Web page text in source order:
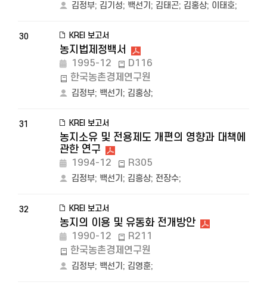
김정부; 김기성; 백선기 ; 김태곤; 김홍상; 이태호;
30 KREI 보고서
농지법제정백서
1995-12
D116
한국농촌경제연구원
김정부; 백선기 ; 김홍상;
31 KREI 보고서
농지소유 및 전용제도 개편의 영향과 대책에
관한 연구
1994-12 R305
김정부; 백선기 ; 김흥상; 전장수;
32 KREI 보고서
농지의 이용 및 유동화 전개방안
1990-12
R211
한국농촌경제연구원
김정부; 백선기 ; 김영훈;